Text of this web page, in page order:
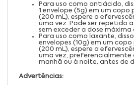
Para uso como antiácido,
1 envelope (5g) em um copo
(200 mL), espere a
uma vez. Pode ser repetido
sem exceder a dose máxima
Para uso como laxante,
envelopes (10g) em um
(200 mL), espere a
uma vez, preferencialmente
manhã ou à noite, antes de
Advertências: